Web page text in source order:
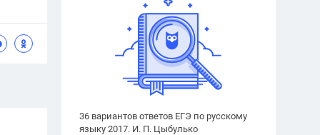
36 вариантов ответов ЕГЭ по русскому
языку 2017. И. П. Цыбулько